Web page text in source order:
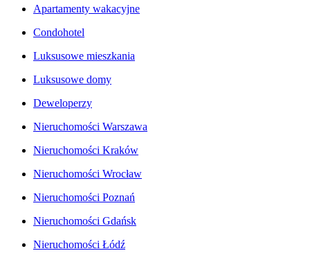
Apartamenty wakacyjne
Condohotel
Luksusowe mieszkania
Luksusowe domy
Deweloperzy
Nieruchomości Warszawa
Nieruchomości Kraków
Nieruchomości Wrocław
Nieruchomości Poznań
Nieruchomości Gdańsk
Nieruchomości Łódź